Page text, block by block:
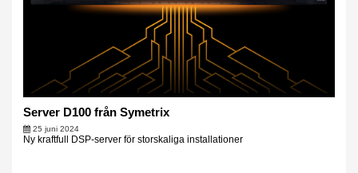
Server D100 från Symetrix
25 juni 2024
Ny kraftfull DSP-server för storskaliga installationer